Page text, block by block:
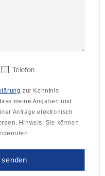
Telefon
zur Kenntnis
meine Angaben und
Anfrage elektronisch
Hinweis: Sie können